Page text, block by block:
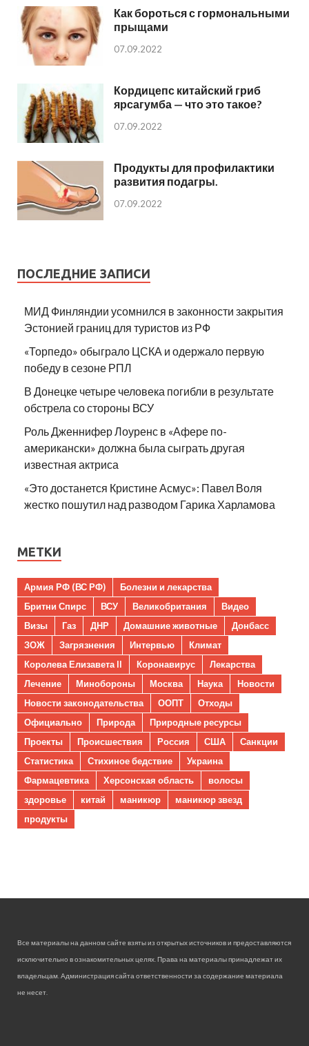
Как бороться с гормональными
прыщами
07.09.2022
Кордицепс китайский гриб
ярсагумба — что это такое?
07.09.2022
Продукты для профилактики
развития подагры.
07.09.2022
ПОСЛЕДНИЕ ЗАПИСИ
МИД Финляндии усомнился в законности закрытия
Эстонией границ для туристов из РФ
«Торпедо» обыграло ЦСКА и одержало первую
победу в сезоне РПЛ
В Донецке четыре человека погибли в результате
обстрела со стороны ВСУ
Роль Дженнифер Лоуренс в «Афере по-
американски» должна была сыграть другая
известная актриса
«Это достанется Кристине Асмус»: Павел Воля
жестко пошутил над разводом Гарика Харламова
МЕТКИ
Армия РФ (ВС РФ)
Болезни и лекарства
Бритни Спирс
ВСУ Великобритания
Видео
Визы
Газ ДНР Домашние животные
Донбасс
ЗОЖ
Загрязнения Интервью
Климат
Королева Елизавета II
Коронавирус
Лекарства
Лечение
Минобороны Москва Наука
Новости
Новости законодательства
ООПТ
Отходы
Официально
Природа
Природные ресурсы
Проекты
Происшествия Россия США
Санкции
Статистика
Стихиное бедствие
Украина
Фармацевтика
Херсонская область
волосы
здоровье
китай маникюр
маникюр звезд
продукты
Все материалы на данном сайте взяты из открытых источников и предоставляются
исключительно в ознакомительных целях. Права на материалы принадлежат их
владельцам. Администрация сайта ответственности за содержание материала
не несет.